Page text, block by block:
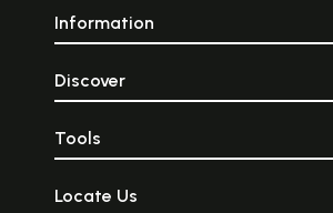
Information
Discover
Tools
Locate Us